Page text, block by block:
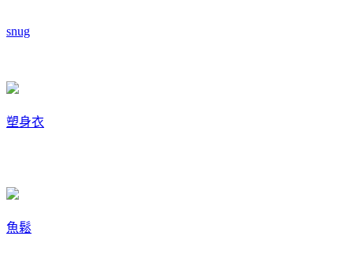
snug
塑身衣
魚鬆